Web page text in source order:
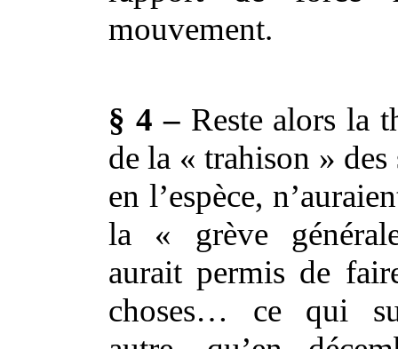
mouvement.
§ 4 – Reste alors la
de la « trahison »
en l’espèce,
la « grève
aurait permis de
choses… ce qui